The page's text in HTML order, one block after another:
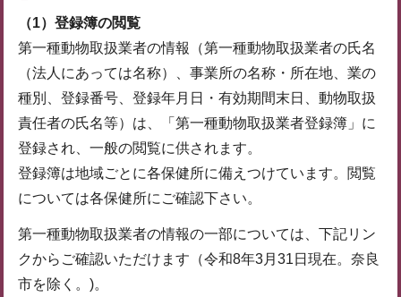
（1）登録簿の閲覧
第一種動物取扱業者の情報（第一種動物取扱業者の氏名
（法人にあっては名称）、事業所の名称・所在地、業の
種別、登録番号、登録年月日・有効期間末日、動物取扱
責任者の氏名等）は、「第一種動物取扱業者登録簿」に
登録され、一般の閲覧に供されます。
登録簿は地域ごとに各保健所に備えつけています。閲覧
については各保健所にご確認下さい。
第一種動物取扱業者の情報の一部については、下記リン
クからご確認いただけます（令和8年3月31日現在。奈良
市を除く。)。